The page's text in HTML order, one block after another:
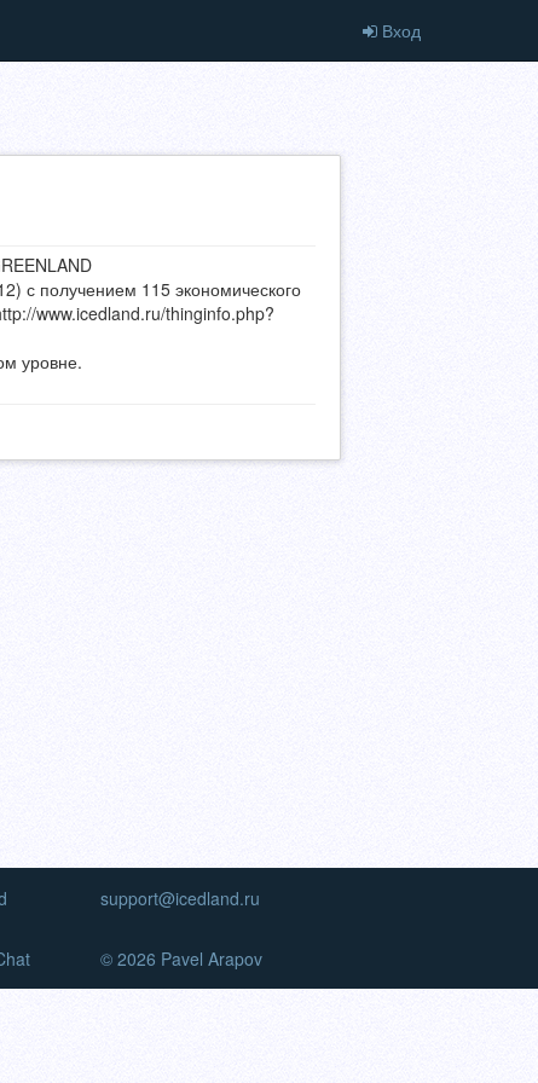
Вход
с получением 115 экономического
www.icedland.ru/thinginfo.php?
уровне.
support@icedland.ru
© 2026 Pavel Arapov